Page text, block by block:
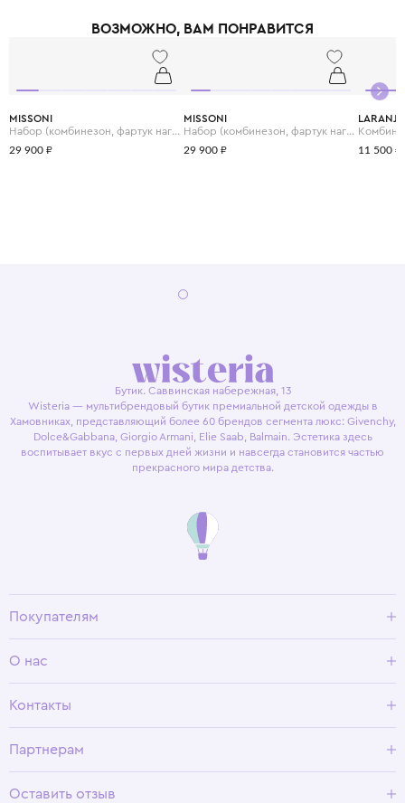
ВОЗМОЖНО, ВАМ ПОНРАВИТСЯ
MISSONI
Набор (комбинезон, фартук нагрудный и шапка)
29 900 ₽
MISSONI
Набор (комбинезон, фартук нагрудный и шапка)
29 900 ₽ 11 500 ₽
Бутик. Саввинская набережная, 13
Wisteria — мультибрендовый бутик премиальной детской одежды в
Хамовниках, представляющий более 60 брендов сегмента люкс: Givenchy,
Dolce&Gabbana, Giorgio Armani, Elie Saab, Balmain. Эстетика здесь
воспитывает вкус с первых дней жизни и навсегда становится частью
прекрасного мира детства.
Покупателям
Условия возврата
О нас
Программа лояльности
Контакты
Партнерам
Оставить отзыв